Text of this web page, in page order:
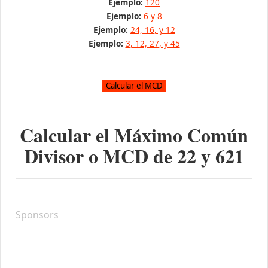
Ejemplo: 6 y 8
Ejemplo: 24, 16, y 12
Ejemplo: 3, 12, 27, y 45
Calcular el Máximo Común
Divisor o MCD de22y621
Sponsors